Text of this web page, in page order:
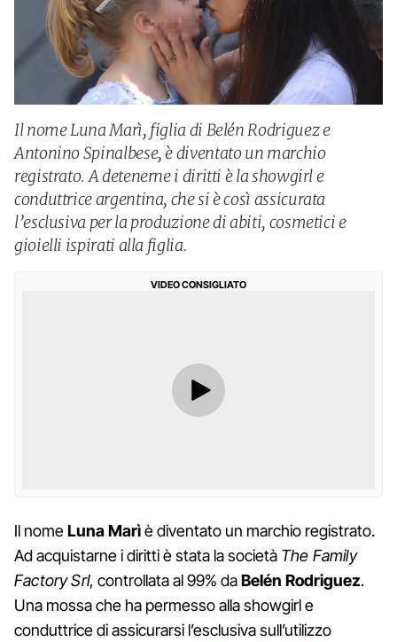
Il nome Luna Marì, figlia di Belén Rodriguez e
Antonino Spinalbese, è diventato un marchio
registrato. A detenerne i diritti è la showgirl e
conduttrice argentina, che si è così assicurata
l’esclusiva per la produzione di abiti, cosmetici e
gioielli ispirati alla figlia.
VIDEO CONSIGLIATO
Il nomeLuna Marìè diventato un marchio registrato.
Ad acquistarne i diritti è stata la società The Family
Factory Srl, controllata al 99% daBelén Rodriguez.
Una mossa che ha permesso alla showgirl e
conduttrice di assicurarsi l’esclusiva sull’utilizzo